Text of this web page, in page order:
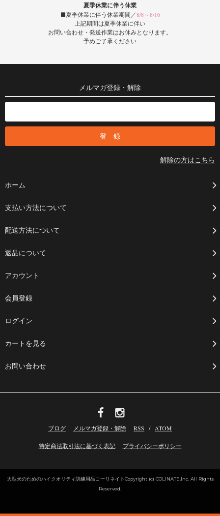
夏季休業に伴う休業
■夏季休業に伴う休業期間／8/8～8/16
上記期間は夏季休業に伴い
お問い合わせ・発送作業はお休みとなります。
予めご了承ください
メルマガ登録・解除
解除の方はこちら
ホーム
支払い方法について
配送方法について
返品について
アカウント
会員登録
ログイン
カートを見る
お問い合わせ
ブログ メルマガ登録・解除 RSS / ATOM
特定商法取引法に基づく表記 プライバシーポリシー
大型犬のためのハイクオリティ訓練用品コーリネイトCopyright (c) COLINATE,Inc. All Rights
Reserved.